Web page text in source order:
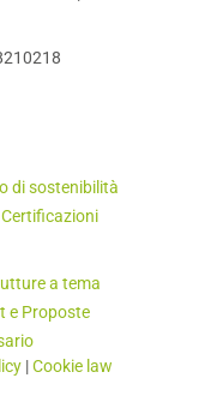
di sostenibilità
Certificazioni
a tema
e Proposte
|Cookie law